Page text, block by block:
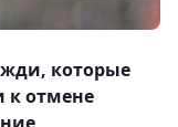
которые
к отмене